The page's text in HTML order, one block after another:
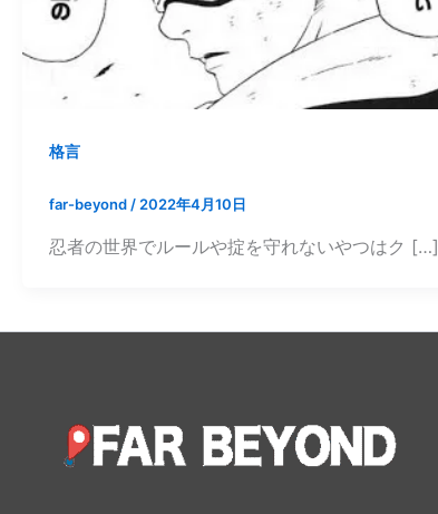
格言
far-beyond/2022年4月10日
忍者の世界でルールや掟を守れないやつはク […]